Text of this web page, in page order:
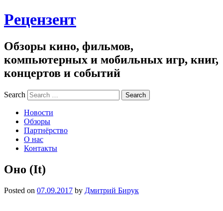
Рецензент
Обзоры кино, фильмов,
компьютерных и мобильных игр, книг,
концертов и событий
Search
Новости
Обзоры
Партнёрство
О нас
Контакты
Оно (It)
Posted on 07.09.2017 by Дмитрий Бирук